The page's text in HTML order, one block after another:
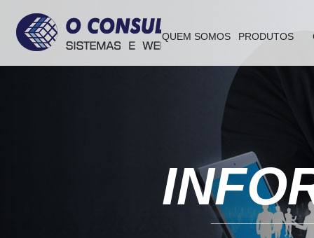
QUEM SOMOS PRODUTOS